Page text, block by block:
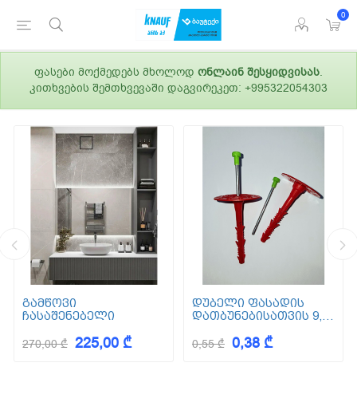
0
ფასები მოქმედებს მხოლოდ ონლაინ შესყიდვისას.
კითხვების შემთხვევაში დაგვირეკეთ: +995322054303
გამწოვი
ჩასაშენებელი
270,00 ₾ 225,00 ₾
დუბელი ფასადის
დათბუნებისათვის 9,5
0,55 ₾ 0,38 ₾